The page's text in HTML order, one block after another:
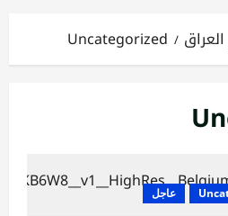
العراق Uncategorized
عاجل